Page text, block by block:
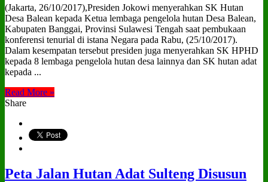
(Jakarta, 26/10/2017),Presiden Jokowi menyerahkan SK Hutan
Desa Balean kepada Ketua lembaga pengelola hutan Desa Balean,
Kabupaten Banggai, Provinsi Sulawesi Tengah saat pembukaan
konferensi tenurial di istana Negara pada Rabu, (25/10/2017).
Dalam kesempatan tersebut presiden juga menyerahkan SK HPHD
kepada 8 lembaga pengelola hutan desa lainnya dan SK hutan adat
kepada ...
Read More »
Share
Peta Jalan Hutan Adat Sulteng Disusun